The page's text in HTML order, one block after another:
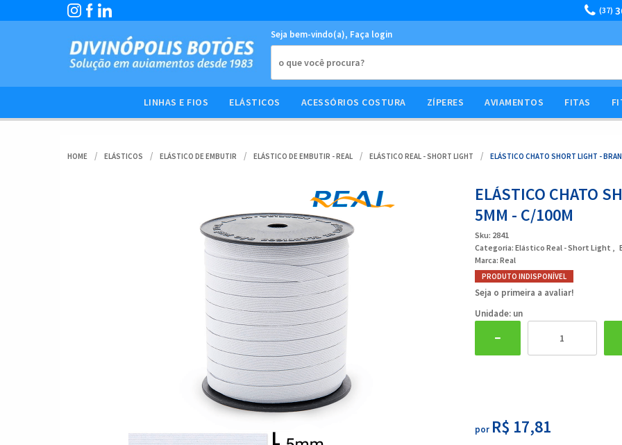
(37)
Seja bem-vindo(a), Faça login
LINHAS E FIOS ELÁSTICOS ACESSÓRIOS COSTURA ZÍPERES AVIAMENTOS FITAS
HOME ELÁSTICOS ELÁSTICO DE EMBUTIR ELÁSTICO DE EMBUTIR - REAL ELÁSTICO REAL - SHORT LIGHT ELÁSTICO CHATO SHORT LIGHT -
ELÁSTICO CHATO
5MM - C/100M
Sku: 2841
Categoria: Elástico Real - Short Light
Marca: Real
PRODUTO INDISPONÍVEL
Seja o primeira a avaliar!
Unidade: un
por R$ 17,81